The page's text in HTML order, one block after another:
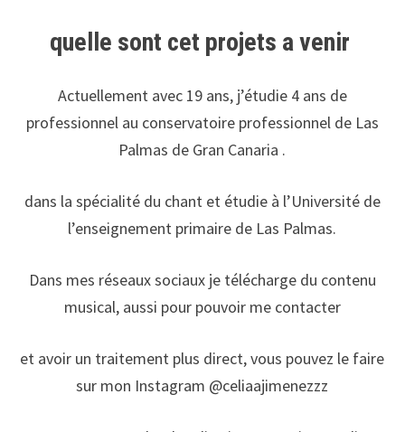
quelle sont cet projets a venir
Actuellement avec 19 ans, j’étudie 4 ans de
professionnel au conservatoire professionnel de Las
Palmas de Gran Canaria .
dans la spécialité du chant et étudie à l’Université de
l’enseignement primaire de Las Palmas.
Dans mes réseaux sociaux je télécharge du contenu
musical, aussi pour pouvoir me contacter
et avoir un traitement plus direct, vous pouvez le faire
sur mon Instagram @celiaajimenezzz